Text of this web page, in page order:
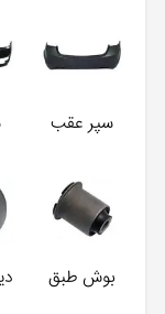
سپر عقب
بوش طبق